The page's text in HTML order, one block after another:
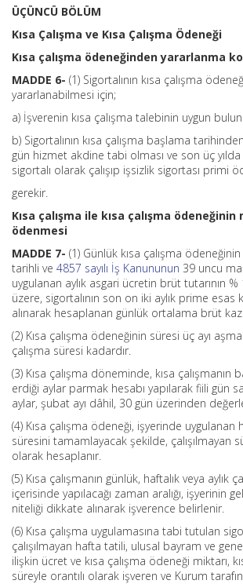
ÜÇÜNCÜ BÖLÜM
Kısa Çalışma ve Kısa Çalışma Ödeneği
Kısa çalışma ödeneğinden yararlanma
MADDE 6- (1) Sigortalının kısa çalışma
yararlanabilmesi için;
a) İşverenin kısa çalışma talebinin uygun
b) Sigortalının kısa çalışma başlama
gün hizmet akdine tabi olması ve son üç
sigortalı olarak çalışıp işsizlik sigortası primi
gerekir.
Kısa çalışma ile kısa çalışma ödeneğinin
ödenmesi
MADDE 7- (1) Günlük kısa çalışma
tarihli ve 4857 sayılı İş Kanununun 39 uncu
uygulanan aylık asgari ücretin brüt tutarının
üzere, sigortalının son on iki aylık prime esas
alınarak hesaplanan günlük ortalama brüt
(2) Kısa çalışma ödeneğinin süresi üç ayı
çalışma süresi kadardır.
(3) Kısa çalışma döneminde, kısa çalışmanın
erdiği aylar parmak hesabı yapılarak fiili gün
aylar, şubat ayı dâhil, 30 gün üzerinden
(4) Kısa çalışma ödeneği, işyerinde uygulanan
süresini tamamlayacak şekilde, çalışılmayan
olarak hesaplanır.
(5) Kısa çalışmanın günlük, haftalık veya aylık
içerisinde yapılacağı zaman aralığı, işyerinin
niteliği dikkate alınarak işverence belirlenir.
(6) Kısa çalışma uygulamasına tabi tutulan
çalışılmayan hafta tatili, ulusal bayram ve
ilişkin ücret ve kısa çalışma ödeneği miktarı,
süreyle orantılı olarak işveren ve Kurum